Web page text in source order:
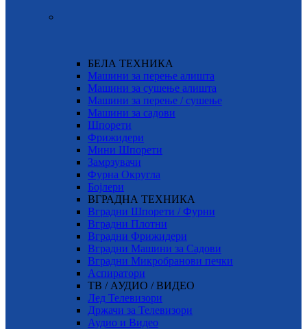
БЕЛА ТЕХНИКА
Машини за перење алишта
Машини за сушење алишта
Машини за перење / сушење
Машини за садови
Шпорети
Фрижидери
Мини Шпорети
Замрзувачи
Фурна Округла
Бојлери
ВГРАДНА ТЕХНИКА
Вградни Шпорети / Фурни
Вградни Плотни
Вградни Фрижидери
Вградни Машини за Садови
Вградни Микробранови печки
Аспиратори
ТВ / АУДИО / ВИДЕО
Лед Телевизори
Држачи за Телевизори
Аудио и Видео